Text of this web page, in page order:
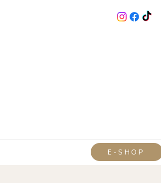
E-SHOP